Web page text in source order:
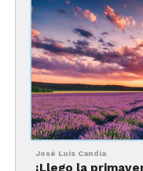
las personas de la
capacitaciones y su
¿Por qué
importante?
José Luis Candia
¡Llego la